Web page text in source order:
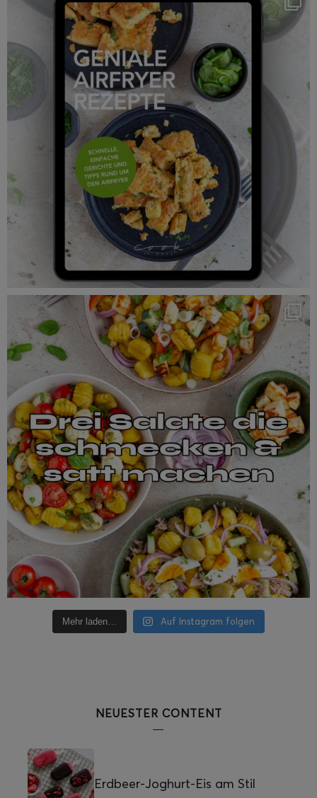
Mehr laden… Auf Instagram folgen
NEUESTER CONTENT
Erdbeer-Joghurt-Eis am Stil